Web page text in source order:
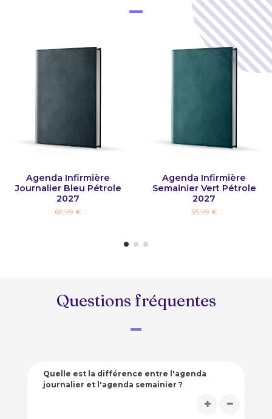
Agenda Infirmière
Journalier Bleu Pétrole
2027
69,99 €
Agenda Infirmière
Semainier Vert Pétrole
2027
35,99 €
Questions fréquentes
Quelle est la différence entre l'agenda
journalier et l'agenda semainier ?